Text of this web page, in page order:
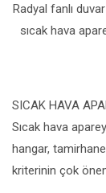
Radyal fanlı
sıcak hava
SICAK HAVA
Sıcak hava
hangar,
kriterinin çok